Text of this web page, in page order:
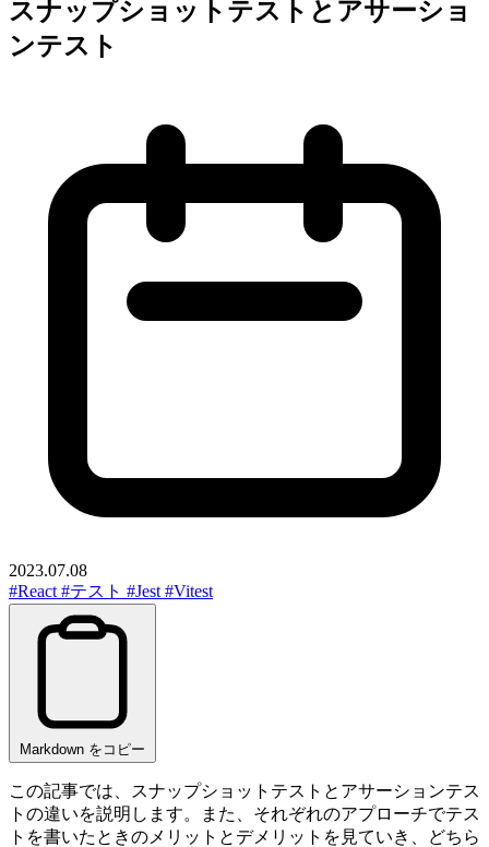
スナップショットテストとアサーショ
ンテスト
2023.07.08
#React #テスト #Jest #Vitest
Markdown をコピー
この記事では、スナップショットテストとアサーションテス
トの違いを説明します。また、それぞれのアプローチでテス
トを書いたときのメリットとデメリットを見ていき、どちら